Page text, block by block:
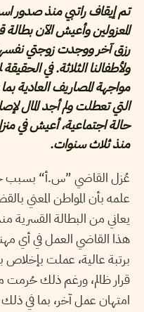
تم إيقاف راتبي منذ صدور
المعزولين وأعيش الآن
رزق آخر ووجدت زوجتي
ولأطفالنا الثلاثة. في
مواجهة المصاريف العادية
التي تعطلت ولم أجد المال
حالة اجتماعية، أعيش في
منذ ثلاث سنوات.
عُزل القاضي ”س.أ“ بسبب
علمه بأن المواطن المعني
يعاني من البطالة
هذا القاضي العمل في أي
برتبة عالية، عملت
قرار ظالم، ورغم ذلك
امتهان عمل آخر، بما في